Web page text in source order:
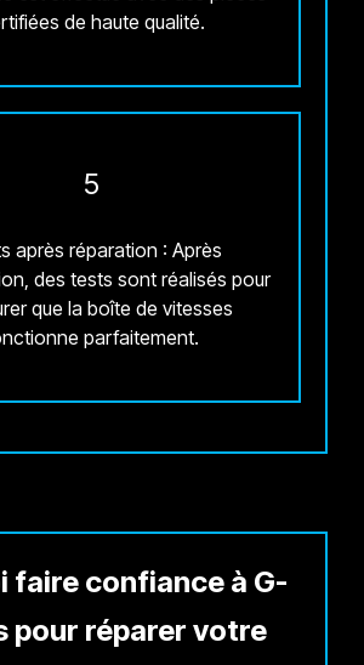
de haute qualité.
5
après réparation : Après
des tests sont réalisés pour
que la boîte de vitesses
parfaitement.
faire confiance à G-
pour réparer votre